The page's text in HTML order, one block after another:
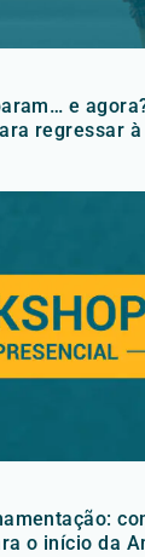
e
regressar
o início da